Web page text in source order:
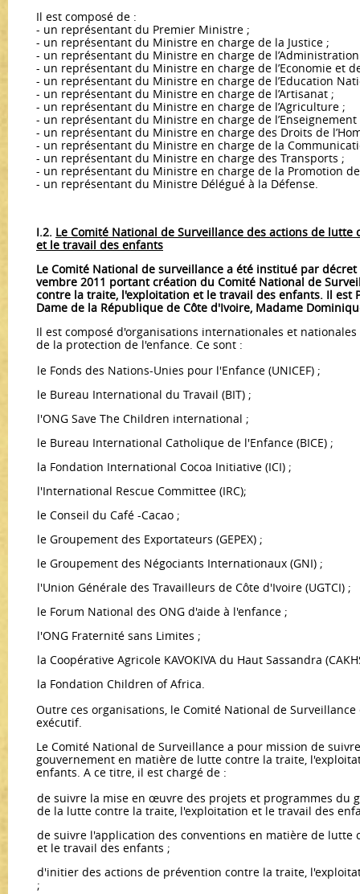
Il est composé de :
- un représentant du Premier Ministre ;
- un représentant du Ministre en charge de la Justice ;
- un représentant du Ministre en charge de
- un représentant du Ministre en charge de l’Economie et
- un représentant du Ministre en charge de l’Education
- un représentant du Ministre en charge de l’Artisanat ;
- un représentant du Ministre en charge de l’Agriculture ;
- un représentant du Ministre en charge de l’Enseignement
- un représentant du Ministre en charge des Droits de
- un représentant du Ministre en charge de la
- un représentant du Ministre en charge des Transports ;
- un représentant du Ministre en charge de la Promotion de
- un représentant du Ministre Délégué à la Défense.
I.2. Le Comité National de Surveillance des actions de lutte
et le travail des enfants
Le Comité National de surveillance a été institué par
vembre 2011 portant création du Comité National de
contre la traite, l'exploitation et le travail des enfants. Il est
Dame de la République de Côte d'Ivoire, Madame
Il est composé d'organisations internationales et
de la protection de l'enfance. Ce sont :
le Fonds des Nations-Unies pour l'Enfance (UNICEF) ;
le Bureau International du Travail (BIT) ;
l'ONG Save The Children international ;
le Bureau International Catholique de l'Enfance (BICE) ;
la Fondation International Cocoa Initiative (ICI) ;
l'International Rescue Committee (IRC);
le Conseil du Café -Cacao ;
le Groupement des Exportateurs (GEPEX) ;
le Groupement des Négociants Internationaux (GNI) ;
l'Union Générale des Travailleurs de Côte d'Ivoire (UGTCI) ;
le Forum National des ONG d'aide à l'enfance ;
l'ONG Fraternité sans Limites ;
la Coopérative Agricole KAVOKIVA du Haut Sassandra
la Fondation Children of Africa.
Outre ces organisations, le Comité National de
exécutif.
Le Comité National de Surveillance a pour mission de
gouvernement en matière de lutte contre la traite,
enfants. A ce titre, il est chargé de :
de suivre la mise en œuvre des projets et programmes du
de la lutte contre la traite, l'exploitation et le travail des
de suivre l'application des conventions en matière de lutte
et le travail des enfants ;
d'initier des actions de prévention contre la traite,
;